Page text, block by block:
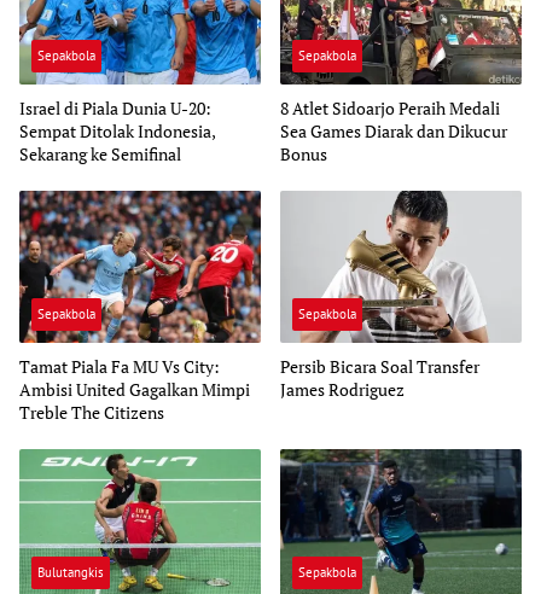
Sepakbola
Israel di Piala Dunia U-20:
Sempat Ditolak Indonesia,
Sekarang ke Semifinal
Sepakbola
8 Atlet Sidoarjo Peraih Medali
Sea Games Diarak dan Dikucur
Bonus
Sepakbola
Tamat Piala Fa MU Vs City:
Ambisi United Gagalkan Mimpi
Treble The Citizens
Sepakbola
Persib Bicara Soal Transfer
James Rodriguez
Bulutangkis Sepakbola